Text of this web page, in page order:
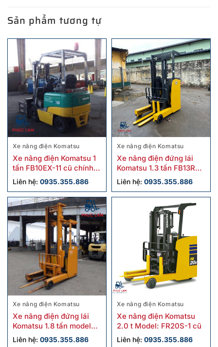
Sản phẩm tương tự
Xe nâng điện Komatsu
Xe nâng điện Komatsu 1
tấn FB10EX-11 cũ chính
hãng
Liên hệ: 0935.355.886
Xe nâng điện Komatsu
Xe nâng điện đứng lái
Komatsu 1.3 tấn FB13RS-
15 cũ giá tốt
Liên hệ: 0935.355.886
Xe nâng điện Komatsu
Xe nâng điện đứng lái
Komatsu 1.8 tấn model
FB18RL-15 cũ
Liên hệ: 0935.355.886
Xe nâng điện Komatsu
Xe nâng điện Komatsu
2.0 t Model: FR20S-1 cũ
Liên hệ: 0935.355.886